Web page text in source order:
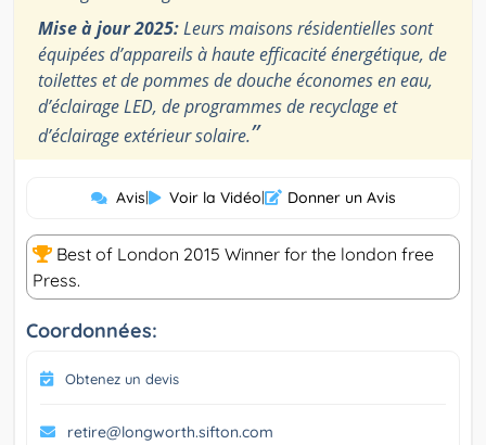
Mise à jour 2025:Leurs maisons résidentielles sont
équipées d’appareils à haute efficacité énergétique, de
toilettes et de pommes de douche économes en eau,
d’éclairage LED, de programmes de recyclage et
d’éclairage extérieur solaire.”
Avis| Voir la Vidéo| Donner un Avis
Best of London 2015 Winner for the london free
Press.
Coordonnées:
Obtenez un devis
retire@longworth.sifton.com